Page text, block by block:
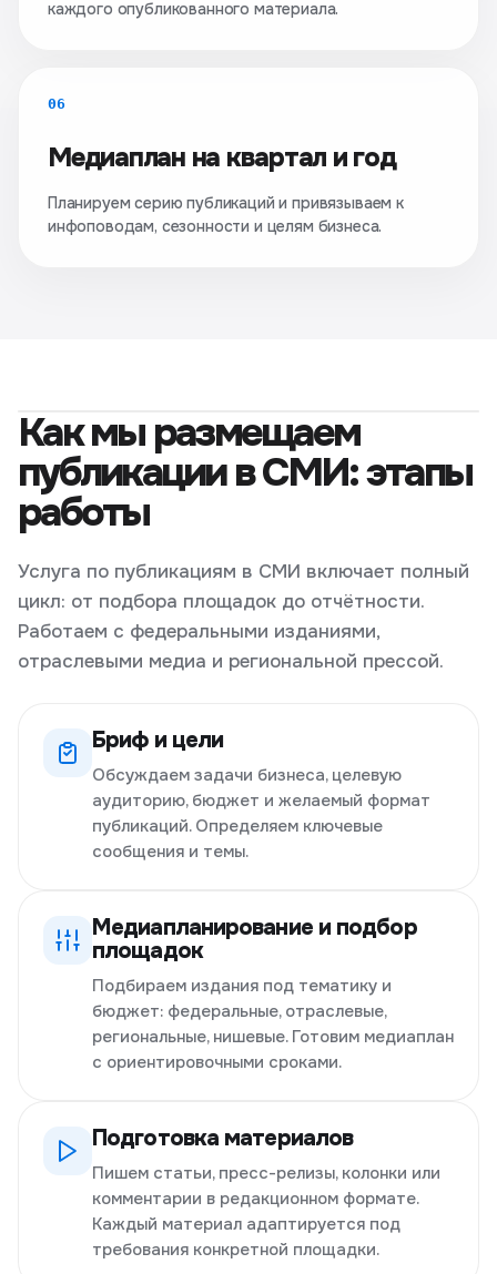
каждого опубликованного материала.
06
Медиаплан на квартал и год
Планируем серию публикаций и привязываем к
инфоповодам, сезонности и целям бизнеса.
Как мы размещаем
публикации в СМИ: этапы
работы
Услуга по публикациям в СМИ включает полный
цикл: от подбора площадок до отчётности.
Работаем с федеральными изданиями,
отраслевыми медиа и региональной прессой.
Бриф и цели
Обсуждаем задачи бизнеса, целевую
аудиторию, бюджет и желаемый формат
публикаций. Определяем ключевые
сообщения и темы.
Медиапланирование и подбор
площадок
Подбираем издания под тематику и
бюджет: федеральные, отраслевые,
региональные, нишевые. Готовим медиаплан
с ориентировочными сроками.
Подготовка материалов
Пишем статьи, пресс-релизы, колонки или
комментарии в редакционном формате.
Каждый материал адаптируется под
требования конкретной площадки.